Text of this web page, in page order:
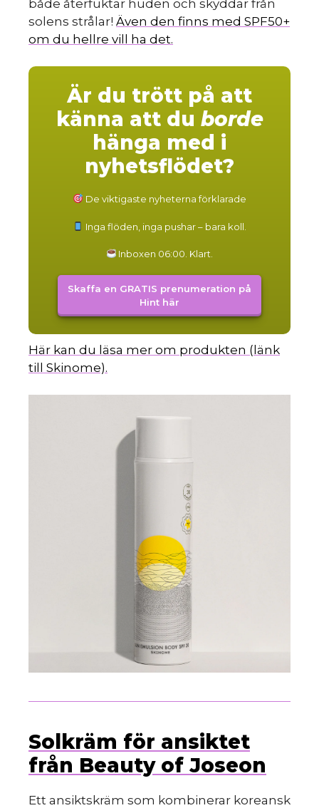
både återfuktar huden och skyddar från
solens strålar! Även den finns med SPF50+
om du hellre vill ha det.
Är du trött på att
känna att du borde
hänga med i
nyhetsflödet?
De viktigaste nyheterna förklarade
Inga flöden, inga pushar – bara koll.
Inboxen 06:00. Klart.
Skaffa en GRATIS prenumeration på
Hint här
Här kan du läsa mer om produkten (länk
till Skinome).
Solkräm för ansiktet
från Beauty of Joseon
Ett ansiktskräm som kombinerar koreansk